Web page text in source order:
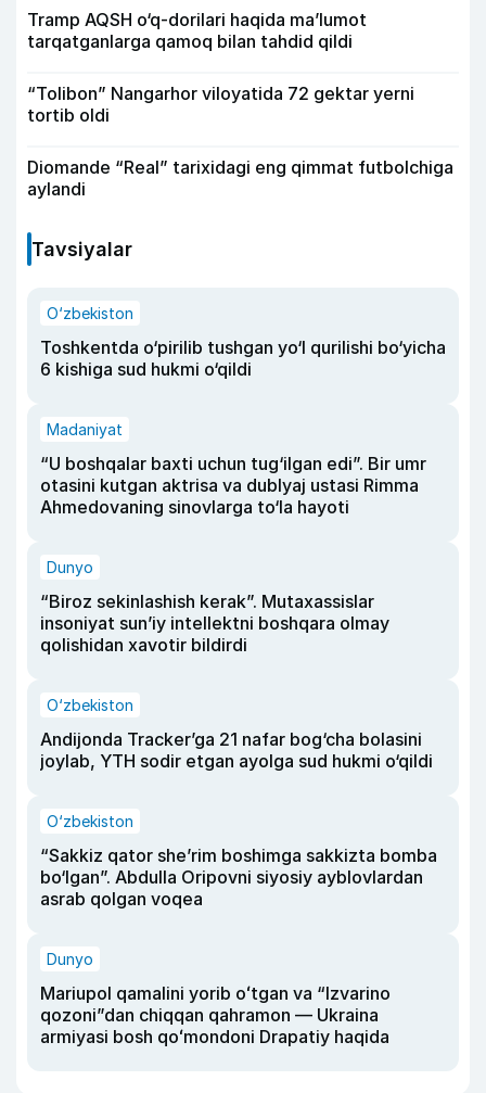
Tramp AQSH o‘q-dorilari haqida ma’lumot
tarqatganlarga qamoq bilan tahdid qildi
“Tolibon” Nangarhor viloyatida 72 gektar yerni
tortib oldi
Diomande “Real” tarixidagi eng qimmat futbolchiga
aylandi
Tavsiyalar
O‘zbekiston
Toshkentda o‘pirilib tushgan yo‘l qurilishi bo‘yicha
6 kishiga sud hukmi o‘qildi
Madaniyat
“U boshqalar baxti uchun tug‘ilgan edi”. Bir umr
otasini kutgan aktrisa va dublyaj ustasi Rimma
Ahmedovaning sinovlarga to‘la hayoti
Dunyo
“Biroz sekinlashish kerak”. Mutaxassislar
insoniyat sun’iy intellektni boshqara olmay
qolishidan xavotir bildirdi
O‘zbekiston
Andijonda Tracker’ga 21 nafar bog‘cha bolasini
joylab, YTH sodir etgan ayolga sud hukmi o‘qildi
O‘zbekiston
“Sakkiz qator she’rim boshimga sakkizta bomba
bo‘lgan”. Abdulla Oripovni siyosiy ayblovlardan
asrab qolgan voqea
Dunyo
Mariupol qamalini yorib oʻtgan va “Izvarino
qozoni”dan chiqqan qahramon — Ukraina
armiyasi bosh qoʻmondoni Drapatiy haqida